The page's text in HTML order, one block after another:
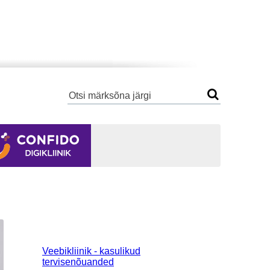
Veebikliinik - kasulikud
tervisenõuanded